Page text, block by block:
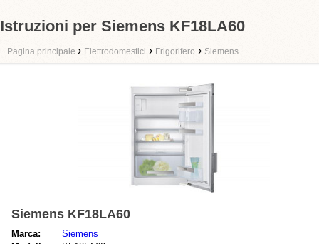
Istruzioni per Siemens KF18LA60
Pagina principale › Elettrodomestici › Frigorifero › Siemens
Siemens KF18LA60
Marca:
Siemens